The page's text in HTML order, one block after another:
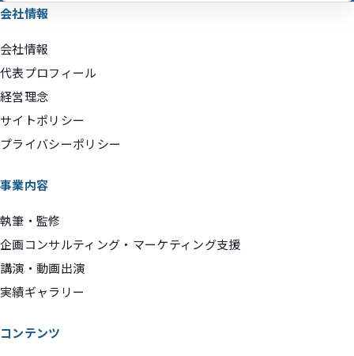
会社情報
会社情報
代表プロフィール
経営理念
サイトポリシー
プライバシーポリシー
事業内容
執筆・監修
企画コンサルティング・マーケティング支援
講演・動画出演
実績ギャラリー
コンテンツ